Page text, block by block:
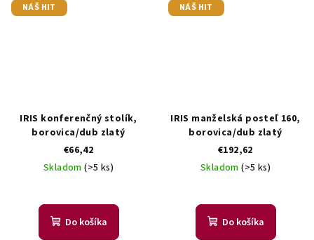
NÁŠ HIT
IRIS konferenčný stolík,
borovica/dub zlatý
€66,42
Skladom(>5 ks)
Do košíka
NÁŠ HIT
IRIS manželská posteľ 160,
borovica/dub zlatý
€192,62
Skladom(>5 ks)
Do košíka